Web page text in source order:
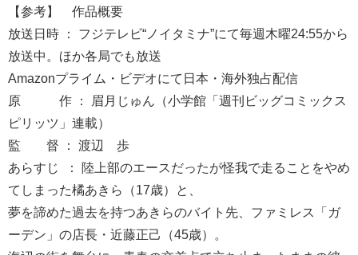
【参考】 作品概要
放送日時 ： フジテレビ“ノイタミナ”にて毎週木曜24:55から
放送中。ほか各局でも放送
Amazonプライム・ビデオにて日本・海外独占配信
原 作 ： 眉月じゅん（小学館「週刊ビッグコミックス
ピリッツ」連載）
監 督 ： 渡辺 歩
あらすじ ： 陸上部のエースだったが怪我で走ることをやめ
てしまった橘あきら（17歳）と、
夢を諦めた過去を持つあきらのバイト先、ファミレス「ガ
ーデン」の店長・近藤正己（45歳）。